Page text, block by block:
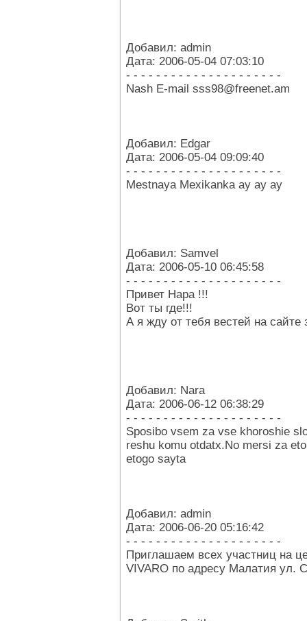
Добавил: admin
Дата: 2006-05-04 07:03:10
- - - - - - - - - - - - - - - - - - - - -
Nash E-mail sss98@freenet.am
Добавил: Edgar
Дата: 2006-05-04 09:09:40
- - - - - - - - - - - - - - - - - - - - -
Mestnaya Mexikanka ay ay ay
Добавил: Samvel
Дата: 2006-05-10 06:45:58
- - - - - - - - - - - - - - - - - - - - -
Привет Нара !!!
Вот ты где!!!
А я жду от тебя вестей на сайте
Добавил: Nara
Дата: 2006-06-12 06:38:29
- - - - - - - - - - - - - - - - - - - - -
Sposibo vsem za vse khoroshie
reshu komu otdatx.No mersi za
etogo sayta
Добавил: admin
Дата: 2006-06-20 05:16:42
- - - - - - - - - - - - - - - - - - - - -
Приглашаем всех участниц на
VIVARO по адресу Малатия ул.